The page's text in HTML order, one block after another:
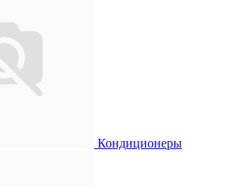
Кондиционеры